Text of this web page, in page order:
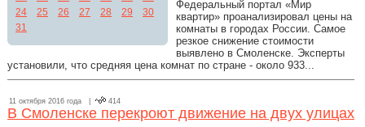
24
25 26 27 28 29
30
31
Федеральный портал «Мир
квартир» проанализировал цены на
комнаты в городах России. Самое
резкое снижение стоимости
выявлено в Смоленске. Эксперты
установили, что средняя цена комнат по стране - около 933...
11 октября 2016 года | 414
В Смоленске перекроют движение на двух улицах